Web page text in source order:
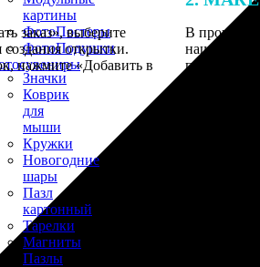
картины
ФотоПостеры
ФотоПодушки
Значки
Коврик
для
мыши
Кружки
Новогодние
шары
Пазл
картонный
Тарелки
Магниты
Пазлы
заказ», выберите
открытки.
нажмите «Добавить в
В процессе
наши
по